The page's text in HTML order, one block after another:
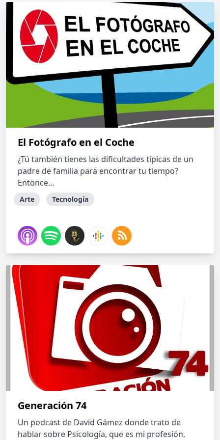
El Fotógrafo en el Coche
¿Tú también tienes las dificultades típicas de un
padre de familia para encontrar tu tiempo?
Entonce...
Arte Tecnología
Generación 74
Un podcast de David Gámez donde trato de
hablar sobre Psicología, que es mi profesión,